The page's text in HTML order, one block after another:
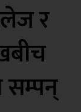
र
सम्पन्